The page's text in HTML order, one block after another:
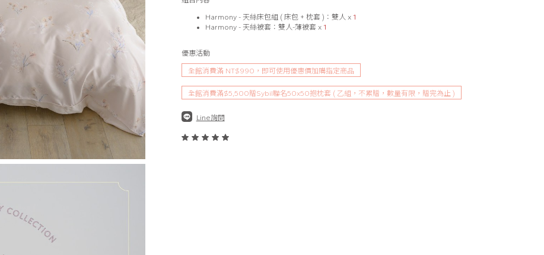
Harmony - 天絲床包組 ( 床包 + 枕套 )： 雙人 x 1
Harmony - 天絲被套： 雙人-薄被套x 1
優惠活動
全館消費滿 NT$990，即可使用優惠價加購指定商品
全館消費滿$5,500贈Sybil聯名50x50抱枕套 ( 乙組，不累贈，數量有限，贈完為止 )
Line詢問